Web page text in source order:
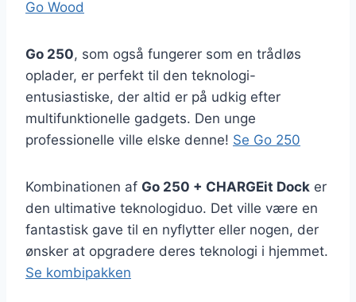
Go Wood
Go 250, som også fungerer som en trådløs
oplader, er perfekt til den teknologi-
entusiastiske, der altid er på udkig efter
multifunktionelle gadgets. Den unge
professionelle ville elske denne! Se Go 250
Kombinationen af Go 250 + CHARGEit Dock er
den ultimative teknologiduo. Det ville være en
fantastisk gave til en nyflytter eller nogen, der
ønsker at opgradere deres teknologi i hjemmet.
Se kombipakken